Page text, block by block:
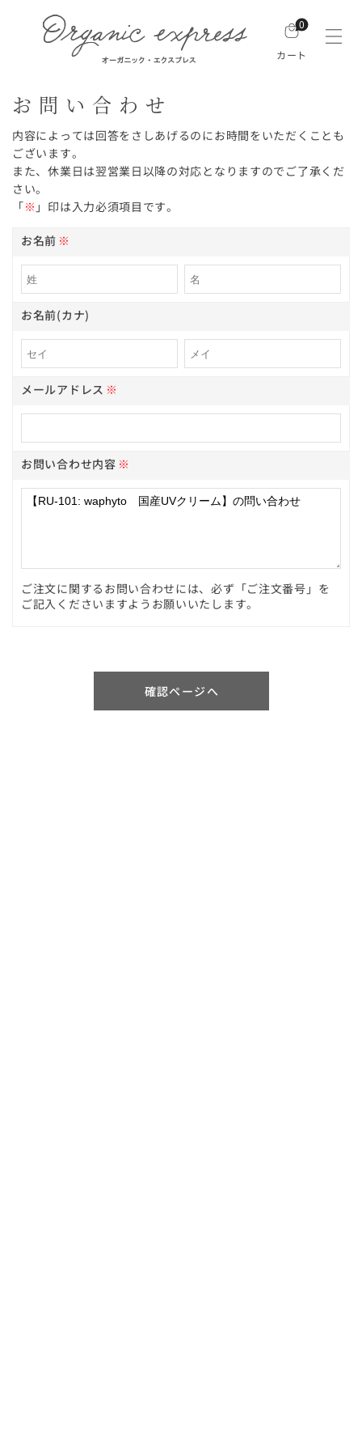
0
カート
お問い合わせ
内容によっては回答をさしあげるのにお時間をいただくことも
ございます。
また、休業日は翌営業日以降の対応となりますのでご了承くだ
さい。
「※ 」印は入力必須項目です。
お名前 ※
お名前(カナ)
メールアドレス ※
お問い合わせ内容 ※
ご注文に関するお問い合わせには、必ず「ご注文番号」を
ご記入くださいますようお願いいたします。
確認ページへ